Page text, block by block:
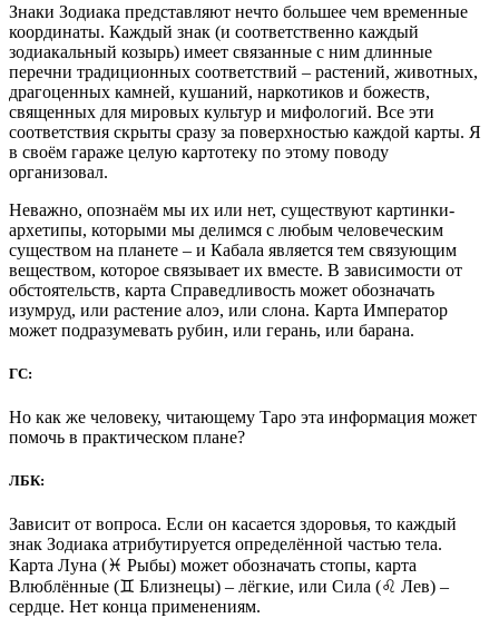
Знаки Зодиака представляют нечто большее чем временные
координаты. Каждый знак (и соответственно каждый
зодиакальный козырь) имеет связанные с ним длинные
перечни традиционных соответствий – растений, животных,
драгоценных камней, кушаний, наркотиков и божеств,
священных для мировых культур и мифологий. Все эти
соответствия скрыты сразу за поверхностью каждой карты. Я
в своём гараже целую картотеку по этому поводу
организовал.
Неважно, опознаём мы их или нет, существуют картинки-
архетипы, которыми мы делимся с любым человеческим
существом на планете – и Кабала является тем связующим
веществом, которое связывает их вместе. В зависимости от
обстоятельств, карта Справедливость может обозначать
изумруд, или растение алоэ, или слона. Карта Император
может подразумевать рубин, или герань, или барана.
ГС:
Но как же человеку, читающему Таро эта информация может
помочь в практическом плане?
ЛБК:
Зависит от вопроса. Если он касается здоровья, то каждый
знак Зодиака атрибутируется определённой частью тела.
Карта Луна (♓ Рыбы) может обозначать стопы, карта
Влюблённые (♊ Близнецы) – лёгкие, или Сила (♌ Лев) –
сердце. Нет конца применениям.